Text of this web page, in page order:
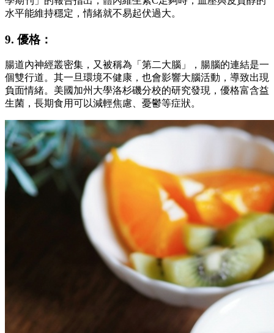
水平能維持穩定，情緒就不易起伏過大。
9. 優格：
腸道內神經叢密集，又被稱為「第二大腦」，腸腦的連結是一
個雙行道。其一旦環境不健康，也會影響大腦活動，導致出現
負面情緒。美國加州大學洛杉磯分校的研究發現，優格富含益
生菌，長期食用可以減輕焦慮、憂鬱等症狀。